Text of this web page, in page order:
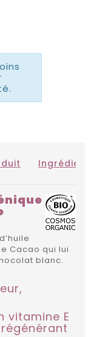
Cacao qui lui
blanc.
vitamine E